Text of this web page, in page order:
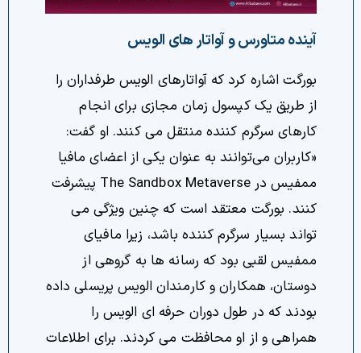
آینده متاورس و آواتار های الویس
بورگت اشاره کرد که آواتارهای الویس طرفداران را
از طریق یک کپسول زمان مجازی برای انجام
کارهای سرگرم کننده منتقل می کنند. او گفت:
«کاربران می‌توانند به عنوان یکی از اعضای مافیا
ممفیس در The Sandbox Metaverse پیشرفت
کنند. بورگت معتقد است که چنین ویژگی می
تواند بسیار سرگرم کننده باشد، زیرا مافیای
ممفیس لقبی بود که رسانه ها به گروهی از
دوستان، همکاران و کارمندان الویس پریسلی داده
بودند که در طول دوران حرفه ای الویس را
همراهی و از او محافظت می کردند. برای اطلاعات